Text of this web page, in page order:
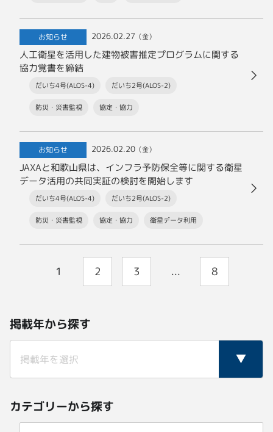
お知らせ 2026.02.27 （金）
人工衛星を活用した建物被害推定プログラムに関する
協力覚書を締結
だいち4号(ALOS-4) だいち2号(ALOS-2)
防災・災害監視 協定・協力
お知らせ 2026.02.20 （金）
JAXAと和歌山県は、インフラ予防保全等に関する衛星
データ活用の共同実証の検討を開始します
だいち4号(ALOS-4) だいち2号(ALOS-2)
防災・災害監視 協定・協力 衛星データ利用
1 2 3 ... 8
掲載年から探す
カテゴリーから探す